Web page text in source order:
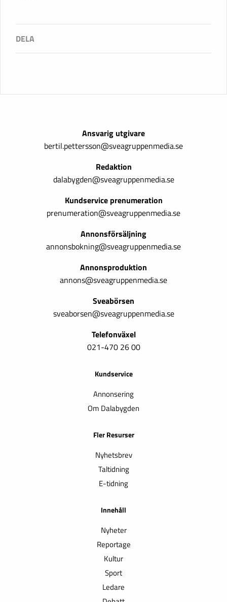
Ansvarig utgivare
bertil.pettersson@sveagruppenmedia.se
Redaktion
dalabygden@sveagruppenmedia.se
Kundservice prenumeration
prenumeration@sveagruppenmedia.se
Annonsförsäljning
annonsbokning@sveagruppenmedia.se
Annonsproduktion
annons@sveagruppenmedia.se
Sveabörsen
sveaborsen@sveagruppenmedia.se
Telefonväxel
021-470 26 00
Kundservice
Annonsering
Om Dalabygden
Fler Resurser
Nyhetsbrev
Taltidning
E-tidning
Innehåll
Nyheter
Reportage
Kultur
Sport
Ledare